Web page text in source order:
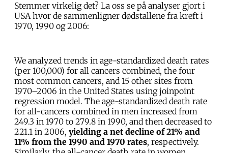
Stemmer virkelig det? La oss se på analyser gjort i
USA hvor de sammenligner dødstallene fra kreft i
1970, 1990 og 2006:
We analyzed trends in age-standardized death rates
(per 100,000) for all cancers combined, the four
most common cancers, and 15 other sites from
1970–2006 in the United States using joinpoint
regression model. The age-standardized death rate
for all-cancers combined in men increased from
249.3 in 1970 to 279.8 in 1990, and then decreased to
221.1 in 2006, yielding a net decline of 21% and
11% from the 1990 and 1970 rates, respectively.